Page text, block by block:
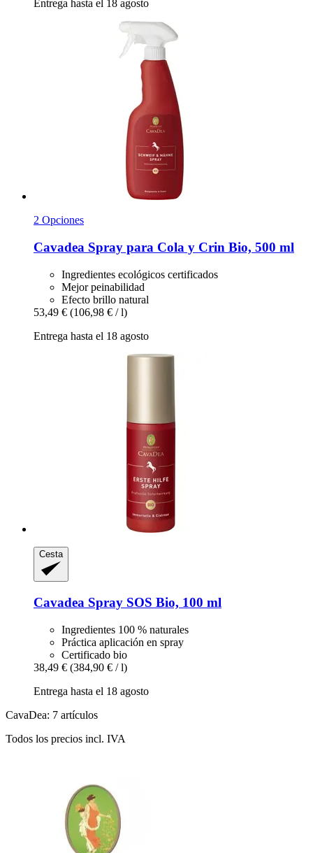
Entrega hasta el 18 agosto
2 Opciones
Cavadea Spray para Cola y Crin Bio, 500 ml
Ingredientes ecológicos certificados
Mejor peinabilidad
Efecto brillo natural
53,49 € (106,98 € / l)
Entrega hasta el 18 agosto
Cesta
Cavadea Spray SOS Bio, 100 ml
Ingredientes 100 % naturales
Práctica aplicación en spray
Certificado bio
38,49 € (384,90 € / l)
Entrega hasta el 18 agosto
CavaDea: 7 artículos
Todos los precios incl. IVA